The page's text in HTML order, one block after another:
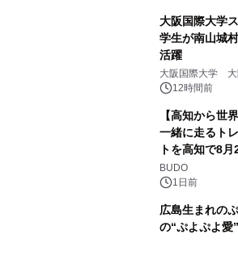
大阪国際大学
学生が南山城
活躍
大阪国際大学 大
12時間前
【高知から世
一緒に走るト
トを高知で8
BUDO
1日前
広島生まれの
の“ぷよぷよ愛